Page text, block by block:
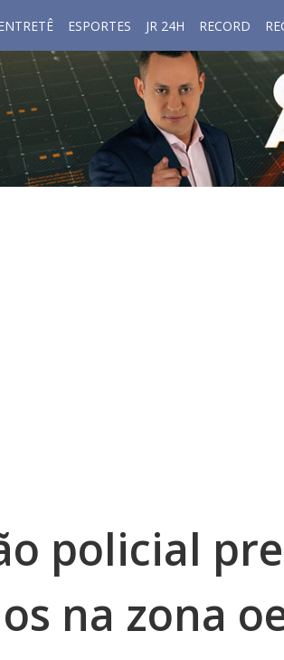
ESPORTES JR 24H RECORD
policial
na zona